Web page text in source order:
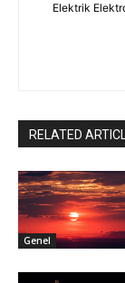
Elektrik
RELATED
Genel